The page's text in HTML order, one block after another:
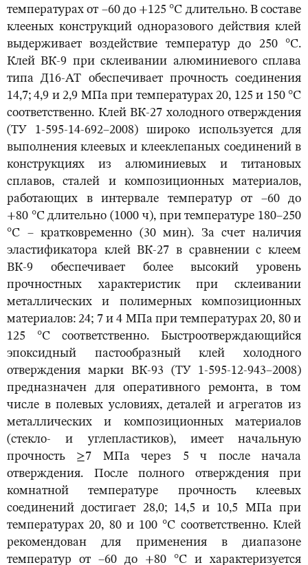
температурах от –60 до +125 °С длительно. В составе
клееных конструкций одноразового действия клей
выдерживает воздействие температур до 250 °С.
Клей ВК-9 при склеивании алюминиевого сплава
типа Д16-АТ обеспечивает прочность соединения
14,7; 4,9 и 2,9 МПа при температурах 20, 125 и 150 °С
соответственно. Клей ВК-27 холодного отверждения
(ТУ 1-595-14-692–2008) широко используется для
выполнения клеевых и клееклепаных соединений в
конструкциях из алюминиевых и титановых
сплавов, сталей и композиционных материалов,
работающих в интервале температур от –60 до
+80 °С длительно (1000 ч), при температуре 180–250
°С – кратковременно (30 мин). За счет наличия
эластификатора клей ВК-27 в сравнении с клеем
ВК-9 обеспечивает более высокий уровень
прочностных характеристик при склеивании
металлических и полимерных композиционных
материалов: 24; 7 и 4 МПа при температурах 20, 80 и
125 °С соответственно. Быстроотверждающийся
эпоксидный пастообразный клей холодного
отверждения марки ВК-93 (ТУ 1-595-12-943–2008)
предназначен для оперативного ремонта, в том
числе в полевых условиях, деталей и агрегатов из
металлических и композиционных материалов
(стекло- и углепластиков), имеет начальную
прочность ≥7 МПа через 5 ч после начала
отверждения. После полного отверждения при
комнатной температуре прочность клеевых
соединений достигает 28,0; 14,5 и 10,5 МПа при
температурах 20, 80 и 100 °С соответственно. Клей
рекомендован для применения в диапазоне
температур от –60 до +80 °С и характеризуется